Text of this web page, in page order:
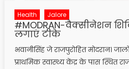
Health Jalore
#MODRAN-वैक्सीनेशन
लगाएं टीके
भवानीसिंह जे राजपुरोहित मोदरान।
प्राथमिक स्वास्थ्य केंद्र के पास स्थित